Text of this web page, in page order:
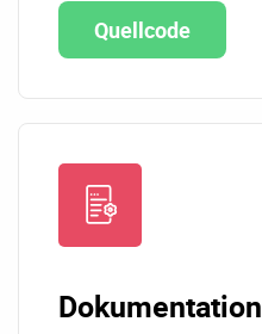
Quellcode
Dokumentation